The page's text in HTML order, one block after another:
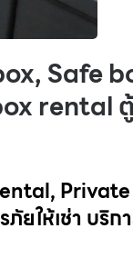
Safe
rental
ให้เช่า บริกา